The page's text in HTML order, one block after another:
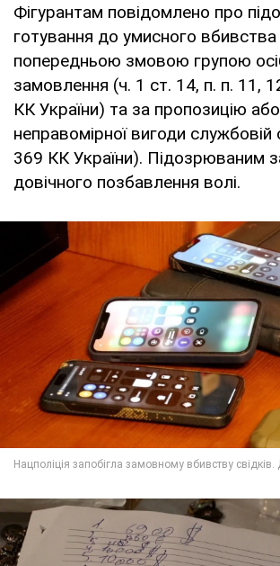
Фігурантам повідомлено про
готування до умисного вбивства
попередньою змовою групою
замовлення (ч. 1 ст. 14, п. п. 11,
КК України) та за пропозицію
неправомірної вигоди службовій
369 КК України). Підозрюваним
довічного позбавлення волі.